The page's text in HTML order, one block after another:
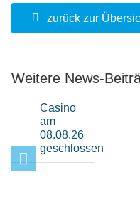
zurück zur
Weitere News-
Casino
am
08.08.26
geschlossen